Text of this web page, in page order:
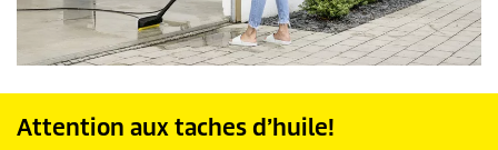
Attention aux taches d’huile!